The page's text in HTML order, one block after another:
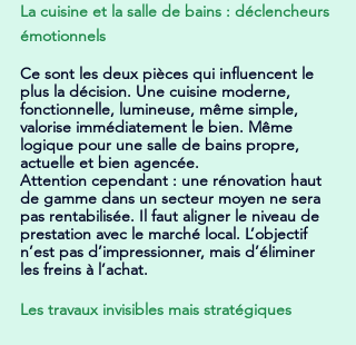
La cuisine et la salle de bains : déclencheurs
émotionnels
Ce sont les deux pièces qui influencent le
plus la décision. Une cuisine moderne,
fonctionnelle, lumineuse, même simple,
valorise immédiatement le bien. Même
logique pour une salle de bains propre,
actuelle et bien agencée.
Attention cependant : une rénovation haut
de gamme dans un secteur moyen ne sera
pas rentabilisée. Il faut aligner le niveau de
prestation avec le marché local. L’objectif
n’est pas d’impressionner, mais d’éliminer
les freins à l’achat.
Les travaux invisibles mais stratégiques